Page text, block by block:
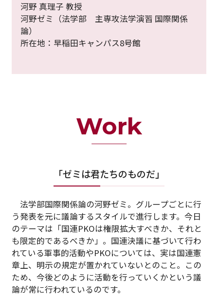
河野 真理子 教授
河野ゼミ（法学部 主専攻法学演習 国際関係
論）
所在地：早稲田キャンパス8号館
Work
「ゼミは君たちのものだ」
法学部国際関係論の河野ゼミ。グループごとに行
う発表を元に議論するスタイルで進行します。今日
のテーマは「国連PKOは権限拡大すべきか、それと
も限定的であるべきか」。国連決議に基づいて行わ
れている軍事的活動やPKOについては、実は国連憲
章上、明示の規定が置かれていないとのこと。この
ため、今後どのように活動を行っていくかという議
論が常に行われているのです。